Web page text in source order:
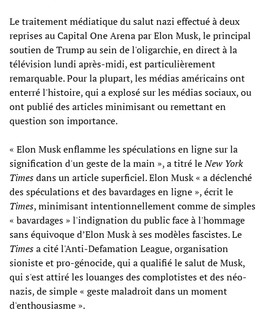
Le traitement médiatique du salut nazi effectué à deux
reprises au Capital One Arena par Elon Musk, le principal
soutien de Trump au sein de l'oligarchie, en direct à la
télévision lundi après-midi, est particulièrement
remarquable. Pour la plupart, les médias américains ont
enterré l'histoire, qui a explosé sur les médias sociaux, ou
ont publié des articles minimisant ou remettant en
question son importance.
« Elon Musk enflamme les spéculations en ligne sur la
signification d'un geste de la main », a titré leNew York
Timesdans un article superficiel. Elon Musk « a déclenché
des spéculations et des bavardages en ligne », écrit le
Times, minimisant intentionnellement comme de simples
« bavardages » l'indignation du public face à l'hommage
sans équivoque d’Elon Musk à ses modèles fascistes. Le
Timesa cité l'Anti-Defamation League, organisation
sioniste et pro-génocide, qui a qualifié le salut de Musk,
qui s'est attiré les louanges des complotistes et des néo-
nazis, de simple « geste maladroit dans un moment
d'enthousiasme ».